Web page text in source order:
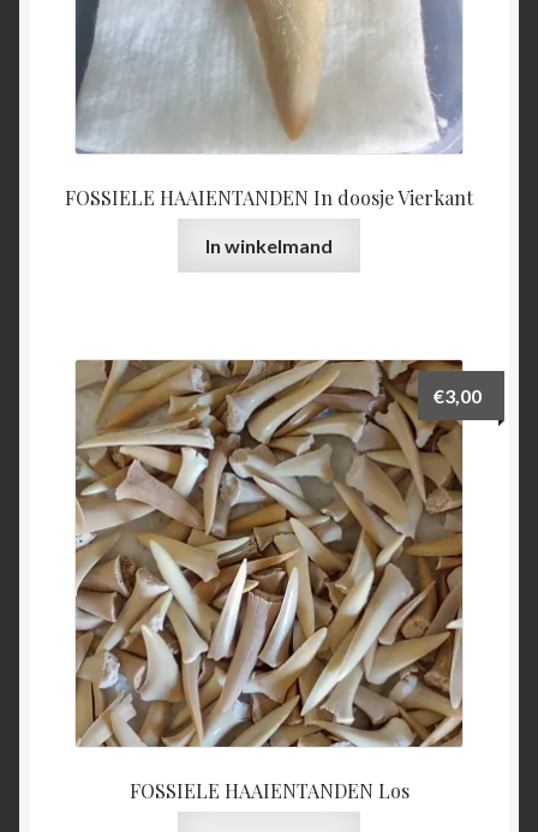
FOSSIELE HAAIENTANDEN In doosje Vierkant
In winkelmand
FOSSIELE HAAIENTANDEN Los
€3,00